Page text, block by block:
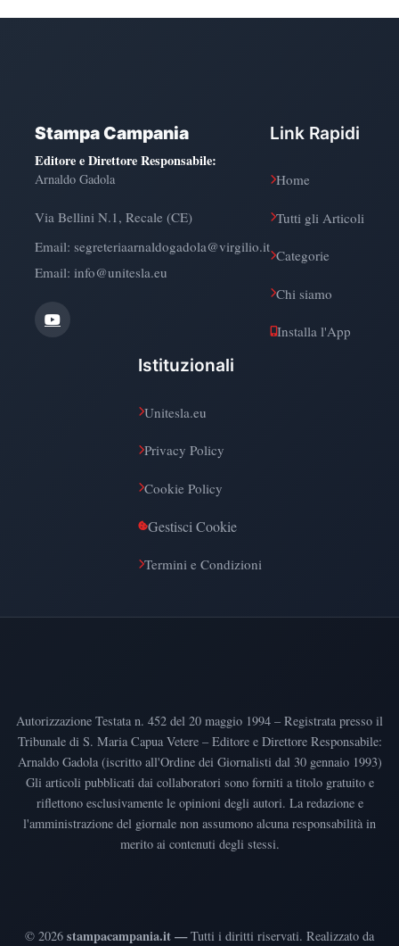
Stampa Campania
Editore e Direttore Responsabile:
Arnaldo Gadola
Via Bellini N.1, Recale (CE)
Email: segreteriaarnaldogadola@virgilio.it
Email: info@unitesla.eu
Link Rapidi
Home
Tutti gli Articoli
Categorie
Chi siamo
Installa l'App
Istituzionali
Unitesla.eu
Privacy Policy
Cookie Policy
Gestisci Cookie
Termini e Condizioni
Autorizzazione Testata n. 452 del 20 maggio 1994 – Registrata presso il
Tribunale di S. Maria Capua Vetere – Editore e Direttore Responsabile:
Arnaldo Gadola (iscritto all'Ordine dei Giornalisti dal 30 gennaio 1993)
Gli articoli pubblicati dai collaboratori sono forniti a titolo gratuito e
riflettono esclusivamente le opinioni degli autori. La redazione e
l'amministrazione del giornale non assumono alcuna responsabilità in
merito ai contenuti degli stessi.
© 2026 stampacampania.it —Tutti i diritti riservati. Realizzato da